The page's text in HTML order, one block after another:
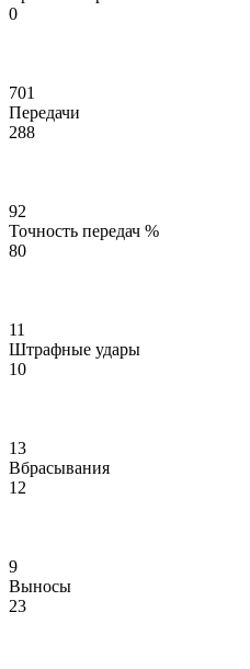
0
701
Передачи
288
92
Точность передач %
80
11
Штрафные удары
10
13
Вбрасывания
12
9
Выносы
23